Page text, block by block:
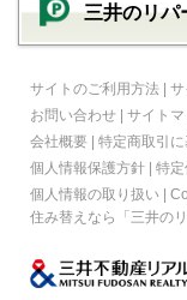
三井のリパ
サイトのご利用方法 |
お問い合わせ | サイト
会社概要 | 特定商取引
個人情報保護方針 | 特
個人情報の取り扱い |
住み替えなら
「三井の